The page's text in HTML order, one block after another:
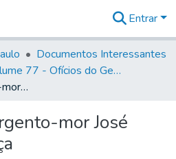
&
Coleções
Tudo na
Biblioteca
Estatísticas
Entrar
Documentos Interessantes
Volume 77 - Ofícios do General Martim Lopes Lobo de Saldanha (Governador da Capitania): 1776-1777
Carta para o Sargento-mor José Galvão de França
mor José